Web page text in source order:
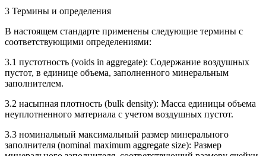
3 Термины и определения
В настоящем стандарте применены следующие термины с
соответствующими определениями:
3.1 пустотность (voids in aggregate): Содержание воздушных
пустот, в единице объема, заполненного минеральным
заполнителем.
3.2 насыпная плотность (bulk density): Масса единицы объема
неуплотненного материала с учетом воздушных пустот.
3.3 номинальный максимальный размер минерального
заполнителя (nominal maximum aggregate size): Размер